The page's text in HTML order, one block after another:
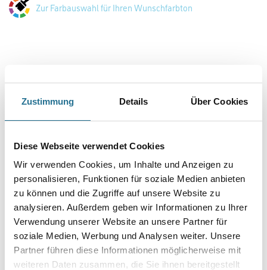
Zustimmung Details Über Cookies
Diese Webseite verwendet Cookies
Wir verwenden Cookies, um Inhalte und Anzeigen zu
personalisieren, Funktionen für soziale Medien anbieten
zu können und die Zugriffe auf unsere Website zu
analysieren. Außerdem geben wir Informationen zu Ihrer
Verwendung unserer Website an unsere Partner für
soziale Medien, Werbung und Analysen weiter. Unsere
Partner führen diese Informationen möglicherweise mit
weiteren Daten zusammen, die Sie ihnen bereitgestellt
Zur Farbauswahl für Ihren Wunschfarbton
PRODUKTEIGENSCHAFTEN
Produkteigenschaft
- Transparente Lasur auf Silikatbasis
- Verarbeitungsfertig
- Wetterbeständig
- Diffusionsfähig
- Durch Verkieselung unlösbare Verbindung mit mineralischen
Untergründen